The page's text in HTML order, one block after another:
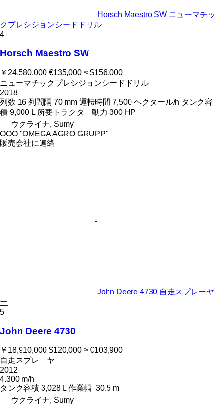
Horsch Maestro SW ニューマチッ
クプレシジョンシードドリル
4
Horsch Maestro SW
￥24,580,000 €135,000 ≈ $156,000
ニューマチックプレシジョンシードドリル
2018
列数 16 列間隔 70 mm 運転時間 7,500 ヘクタール/h タンク容
積 9,000 L 所要トラクター動力 300 HP
ウクライナ, Sumy
OOO "OMEGA AGRO GRUPP"
販売会社に連絡
John Deere 4730 自走スプレーヤ
ー
5
John Deere 4730
￥18,910,000 $120,000 ≈ €103,900
自走スプレーヤー
2012
4,300 m/h
タンク容積 3,028 L 作業幅 30.5 m
ウクライナ, Sumy